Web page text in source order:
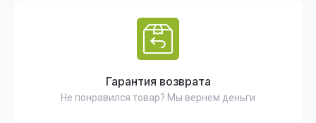
Гарантия возврата
Не понравился товар? Мы вернем деньги